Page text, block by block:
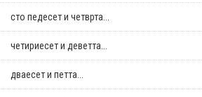
сто педесет и четврта...
четириесет и деветта...
дваесет и петта...